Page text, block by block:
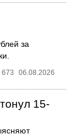
за
673 06.08.2026
15-